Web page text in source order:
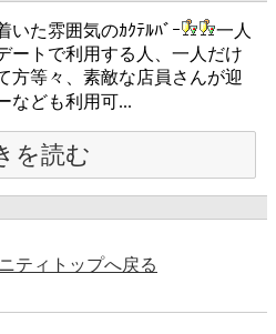
いた雰囲気のｶｸﾃﾙﾊﾞｰ
一人
ートで利用する人、一人だけ
方等々、素敵な店員さんが迎
なども利用可...
を読む
ティトップへ戻る